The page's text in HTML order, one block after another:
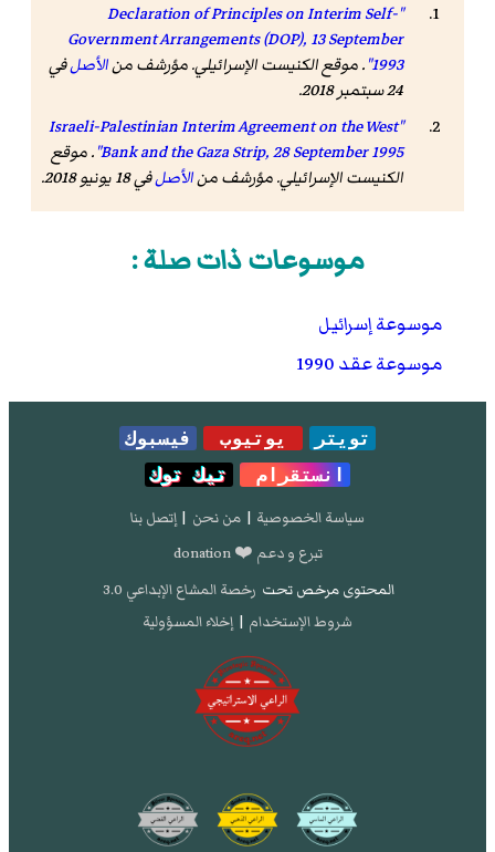
"
Declaration of Principles on Interim Self-
Government Arrangements(DOP), 13 September
1993" . موقع الكنيست الإسرائيلي. مؤرشف منالأصلفي
24 سبتمبر 2018.
"
Israeli-Palestinian Interim Agreement on the West
Bank and the Gaza Strip, 28 September 1995"
. موقع
الكنيست الإسرائيلي. مؤرشف منالأصلفي 18 يونيو 2018.
موسوعات ذات صلة :
موسوعة إسرائيل
موسوعة عقد 1990
تويتر يوتيوب
فيسبوك
انستقرام
تيك توك
سياسة الخصوصية | من نحن | إتصل بنا
تبرع و دعم ❤️ donation
المحتوى مرخص تحت رخصة المشاع الإبداعي 3.0
شروط الإستخدام | إخلاء المسؤولية